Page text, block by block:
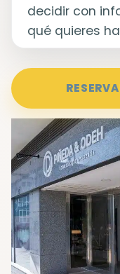
decidir con
qué quieres